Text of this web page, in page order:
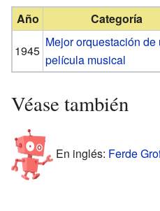
Año Categoría
1945
Mejor orquestación de
película musical
Véase también
En inglés: Ferde